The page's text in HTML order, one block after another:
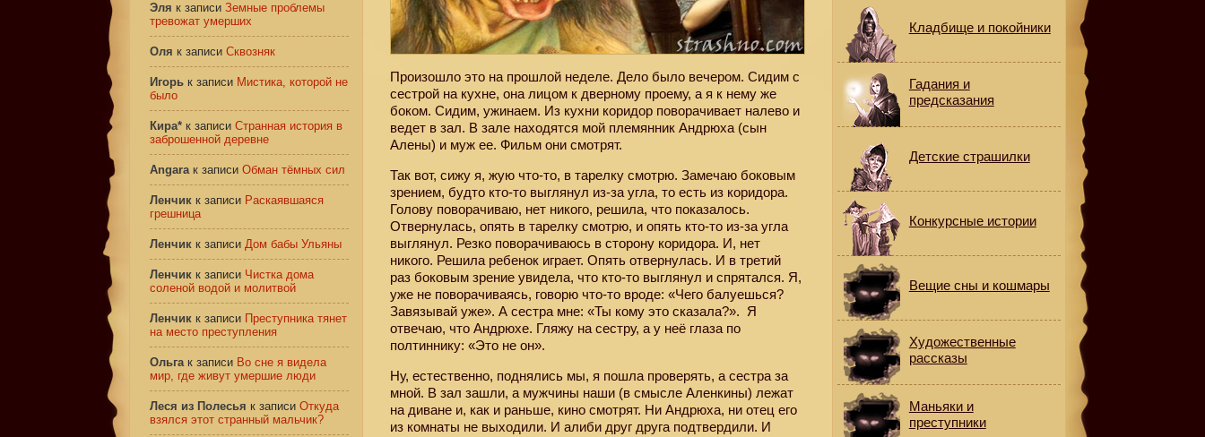
Произошло это на прошлой неделе. Дело было вечером. Сидим с
сестрой на кухне, она лицом к дверному проему, а я к нему же
боком. Сидим, ужинаем. Из кухни коридор поворачивает налево и
ведет в зал. В зале находятся мой племянник Андрюха (сын
Алены) и муж ее. Фильм они смотрят.
Так вот, сижу я, жую что-то, в тарелку смотрю. Замечаю боковым
зрением, будто кто-то выглянул из-за угла, то есть из коридора.
Голову поворачиваю, нет никого, решила, что показалось.
Отвернулась, опять в тарелку смотрю, и опять кто-то из-за угла
выглянул. Резко поворачиваюсь в сторону коридора. И, нет
никого. Решила ребенок играет. Опять отвернулась. И в третий
раз боковым зрение увидела, что кто-то выглянул и спрятался. Я,
уже не поворачиваясь, говорю что-то вроде: «Чего балуешься?
Завязывай уже». А сестра мне: «Ты кому это сказала?». Я
отвечаю, что Андрюхе. Гляжу на сестру, а у неё глаза по
полтиннику: «Это не он».
Ну, естественно, поднялись мы, я пошла проверять, а сестра за
мной. В зал зашли, а мужчины наши (в смысле Аленкины) лежат
на диване и, как и раньше, кино смотрят. Ни Андрюха, ни отец его
из комнаты не выходили. И алиби друг друга подтвердили. И
Эля к записи Земные проблемы
тревожат умерших
Оля к записи Сквозняк
Игорь к записи Мистика, которой не
было
Кира* к записи Странная история в
заброшенной деревне
Angaraк записи Обман тёмных сил
Ленчик к записи Раскаявшаяся
грешница
Ленчик к записи Дом бабы Ульяны
Ленчик к записи Чистка дома
соленой водой и молитвой
Ленчик к записи Преступника тянет
на место преступления
Ольгак записи Во сне я видела
мир, где живут умершие люди
Леся из Полесья к записи Откуда
взялся этот странный мальчик?
Кладбище и покойники
Гадания и
предсказания
Детские страшилки
Конкурсные истории
Вещие сны и кошмары
Художественные
рассказы
Маньяки и
преступники